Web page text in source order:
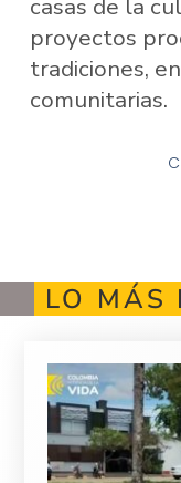
casas de la
proyectos
tradiciones,
comunitarias.
LO MÁS